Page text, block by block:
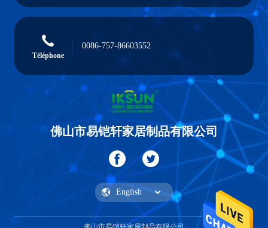
Téléphone
0086-757-86603552
佛山市易铠轩家居制品有限公司